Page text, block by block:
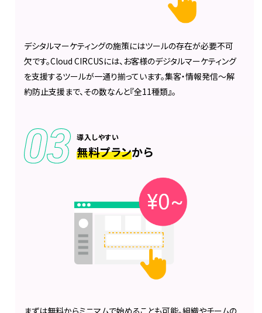
デシタルマーケティングの施策にはツールの存在が必要不可
欠です。Cloud CIRCUSには、お客様のデジタルマーケティング
を支援するツールが一通り揃っています。集客・情報発信〜解
約防止支援まで、その数なんと『全11種類』。
導入しやすい
無料プランから
まずは無料からミニマムで始めることも可能。組織やチームの